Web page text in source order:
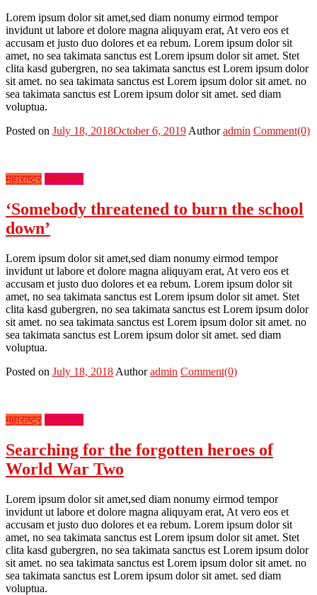
Lorem ipsum dolor sit amet,sed diam nonumy eirmod tempor
invidunt ut labore et dolore magna aliquyam erat, At vero eos et
accusam et justo duo dolores et ea rebum. Lorem ipsum dolor sit
amet, no sea takimata sanctus est Lorem ipsum dolor sit amet. Stet
clita kasd gubergren, no sea takimata sanctus est Lorem ipsum dolor
sit amet. no sea takimata sanctus est Lorem ipsum dolor sit amet. no
sea takimata sanctus est Lorem ipsum dolor sit amet. sed diam
voluptua.
Posted on July 18, 2018October 6, 2019 Author admin Comment(0)
महाराष्ट्र राजकारण
‘Somebody threatened to burn the school
down’
Lorem ipsum dolor sit amet,sed diam nonumy eirmod tempor
invidunt ut labore et dolore magna aliquyam erat, At vero eos et
accusam et justo duo dolores et ea rebum. Lorem ipsum dolor sit
amet, no sea takimata sanctus est Lorem ipsum dolor sit amet. Stet
clita kasd gubergren, no sea takimata sanctus est Lorem ipsum dolor
sit amet. no sea takimata sanctus est Lorem ipsum dolor sit amet. no
sea takimata sanctus est Lorem ipsum dolor sit amet. sed diam
voluptua.
Posted on July 18, 2018 Author admin Comment(0)
महाराष्ट्र राजकारण
Searching for the forgotten heroes of
World War Two
Lorem ipsum dolor sit amet,sed diam nonumy eirmod tempor
invidunt ut labore et dolore magna aliquyam erat, At vero eos et
accusam et justo duo dolores et ea rebum. Lorem ipsum dolor sit
amet, no sea takimata sanctus est Lorem ipsum dolor sit amet. Stet
clita kasd gubergren, no sea takimata sanctus est Lorem ipsum dolor
sit amet. no sea takimata sanctus est Lorem ipsum dolor sit amet. no
sea takimata sanctus est Lorem ipsum dolor sit amet. sed diam
voluptua.